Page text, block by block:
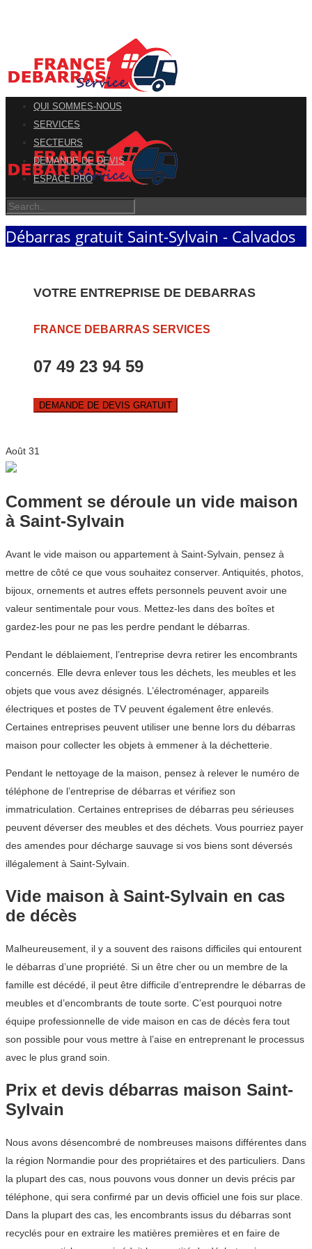
QUI SOMMES-NOUS
SERVICES
SECTEURS
DEMANDE DE DEVIS
ESPACE PRO
Débarras gratuit Saint-Sylvain - Calvados
VOTRE ENTREPRISE DE DEBARRAS
FRANCE DEBARRAS SERVICES
07 49 23 94 59
DEMANDE DE DEVIS GRATUIT
Août 31
Comment se déroule un vide maison
à Saint-Sylvain
Avant le vide maison ou appartement à Saint-Sylvain, pensez à
mettre de côté ce que vous souhaitez conserver. Antiquités, photos,
bijoux, ornements et autres effets personnels peuvent avoir une
valeur sentimentale pour vous. Mettez-les dans des boîtes et
gardez-les pour ne pas les perdre pendant le débarras.
Pendant le déblaiement, l’entreprise devra retirer les encombrants
concernés. Elle devra enlever tous les déchets, les meubles et les
objets que vous avez désignés. L’électroménager, appareils
électriques et postes de TV peuvent également être enlevés.
Certaines entreprises peuvent utiliser une benne lors du débarras
maison pour collecter les objets à emmener à la déchetterie.
Pendant le nettoyage de la maison, pensez à relever le numéro de
téléphone de l’entreprise de débarras et vérifiez son
immatriculation. Certaines entreprises de débarras peu sérieuses
peuvent déverser des meubles et des déchets. Vous pourriez payer
des amendes pour décharge sauvage si vos biens sont déversés
illégalement à Saint-Sylvain.
Vide maison à Saint-Sylvain en cas
de décès
Malheureusement, il y a souvent des raisons difficiles qui entourent
le débarras d’une propriété. Si un être cher ou un membre de la
famille est décédé, il peut être difficile d’entreprendre le débarras de
meubles et d’encombrants de toute sorte. C’est pourquoi notre
équipe professionnelle de vide maison en cas de décès fera tout
son possible pour vous mettre à l’aise en entreprenant le processus
avec le plus grand soin.
Prix et devis débarras maison Saint-
Sylvain
Nous avons désencombré de nombreuses maisons différentes dans
la région Normandie pour des propriétaires et des particuliers. Dans
la plupart des cas, nous pouvons vous donner un devis précis par
téléphone, qui sera confirmé par un devis officiel une fois sur place.
Dans la plupart des cas, les encombrants issus du débarras sont
recyclés pour en extraire les matières premières et en faire de